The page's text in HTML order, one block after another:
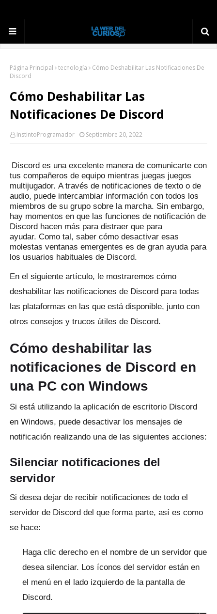
Página Principal tecnología
Cómo Deshabilitar Las Notificaciones De
Discord
Cómo Deshabilitar Las
Notificaciones De Discord
InstintoProgramador Septiembre 20, 2022
Discord es una excelente manera de comunicarte con
tus compañeros de equipo mientras juegas juegos
multijugador. A través de notificaciones de texto o de
audio, puede intercambiar información con todos los
miembros de su grupo sobre la marcha. Sin embargo,
hay momentos en que las funciones de notificación de
Discord hacen más para distraer que para
ayudar. Como tal, saber cómo desactivar esas
molestas ventanas emergentes es de gran ayuda para
los usuarios habituales de Discord.
En el siguiente artículo, le mostraremos cómo
deshabilitar las notificaciones de Discord para todas
las plataformas en las que está disponible, junto con
otros consejos y trucos útiles de Discord.
Cómo deshabilitar las
notificaciones de Discord en
una PC con Windows
Si está utilizando la aplicación de escritorio Discord
en Windows, puede desactivar los mensajes de
notificación realizando una de las siguientes acciones:
Silenciar notificaciones del
servidor
Si desea dejar de recibir notificaciones de todo el
servidor de Discord del que forma parte, así es como
se hace:
Haga clic derecho en el nombre de un servidor que
desea silenciar. Los íconos del servidor están en
el menú en el lado izquierdo de la pantalla de
Discord.